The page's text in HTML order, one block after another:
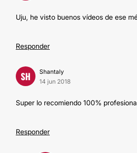
Uju, he visto buenos vídeos de ese
Responder
SH
Shantaly
14 jun 2018
Super lo recomiendo 100%
Responder